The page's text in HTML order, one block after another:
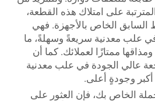
على امتلاك هذه القطعة،
السابق الخاص بالأجهزة. فهي
علب معدنية سريعةً وسهلةً، ما
ممتازًا لعملائك. كما أن
عالي الجودة في علب معدنية
وجودةٍ أعلى.
الخاص بك، فإن العثور على